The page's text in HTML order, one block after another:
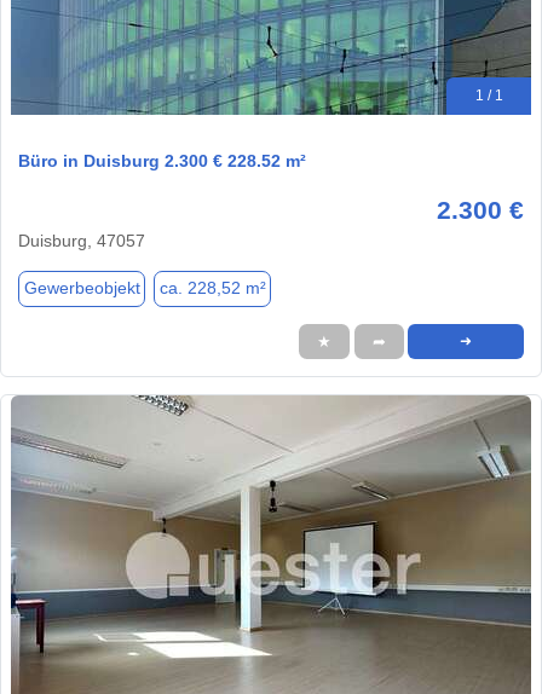
1 / 1
Büro in Duisburg 2.300 € 228.52 m²
2.300 €
Duisburg, 47057
Gewerbeobjekt ca. 228,52 m²
★ ➦ ➜